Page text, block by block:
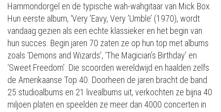
Hammondorgel en de typische wah-wahgitaar van Mick Box.
Hun eerste album, ‘Very ’Eavy, Very ’Umble’ (1970), wordt
vandaag gezien als een echte klassieker en het begin van
hun succes. Begin jaren 70 zaten ze op hun top met albums
zoals ‘Demons and Wizards’, ‘The Magician’s Birthday’ en
‘Sweet Freedom’. Die scoorden wereldwijd en haalden zelfs
de Amerikaanse Top 40. Doorheen de jaren bracht de band
25 studioalbums en 21 livealbums uit, verkochten ze bijna 40
miljoen platen en speelden ze meer dan 4000 concerten in